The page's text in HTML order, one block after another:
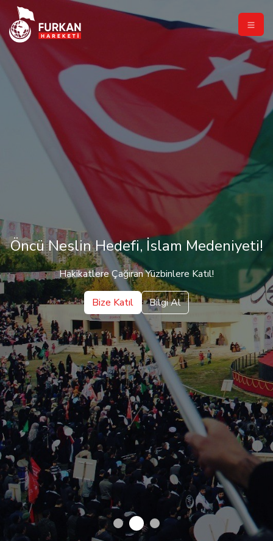
Öncü Neslin Hedefi, İslam Medeniyeti!
Hakikatlere Çağıran Yüzbinlere Katıl!
Bize Katıl Bilgi Al